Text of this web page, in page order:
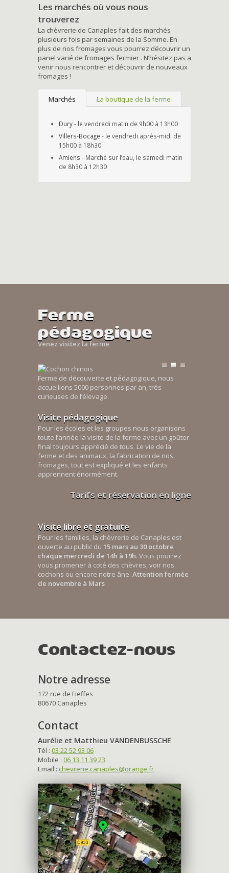
Les marchés où vous nous
trouverez
La chèvrerie de Canaples fait des marchés
plusieurs fois par semaines de la Somme. En
plus de nos fromages vous pourrez découvrir un
panel varié de fromages fermier . N’hésitez pas a
venir nous rencontrer et découvrir de nouveaux
fromages !
Marchés La boutique de la ferme
Dury- le vendredi matin de 9h00 à 13h00
Villers-Bocage - le vendredi après-midi de
15h00 à 18h30
Amiens - Marché sur l’eau, le samedi matin
de 8h30 à 12h30
Ferme
pédagogique
Venez visitez la ferme
Ferme de découverte et pédagogique, nous
accueillons 5000 personnes par an, trés
curieuses de l’élevage.
Visite pédagogique
Pour les écoles et les groupes nous organisons
toute l’année la visite de la ferme avec un goûter
final toujours apprécié de tous. Le vie de la
ferme et des animaux, la fabrication de nos
fromages, tout est expliqué et les enfants
apprennent énormément.
Tarifs et réservation en ligne
Visite libre et gratuite
Pour les familles, la chèvrerie de Canaples est
ouverte au public du 15 mars au 30 octobre
chaque mercredi de 14h à 19h. Vous pourrez
vous promener à coté des chèvres, voir nos
cochons ou encore notre âne. Attention fermée
de novembre à Mars
Contactez-nous
Notre adresse
172 rue de Fieffes
80670 Canaples
Contact
Aurélie et Matthieu VANDENBUSSCHE
Tél : 03 22 52 93 06
Mobile : 06 13 11 39 23
Email : chevrerie.canaples@orange.fr